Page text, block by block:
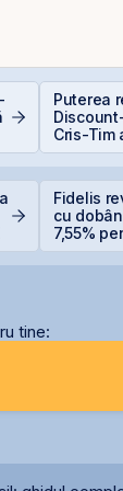
Puterea
Cris-Tim
a
Fidelis
cu
7,55%
tine: